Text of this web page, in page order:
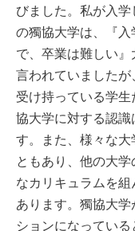
びました。私が入
の獨協大学は、『
で、卒業は難しい』
言われていました
受け持っている学生
協大学に対する認
す。また、様々な
ともあり、他の大
なカリキュラムを
あります。獨協大
ションになってい